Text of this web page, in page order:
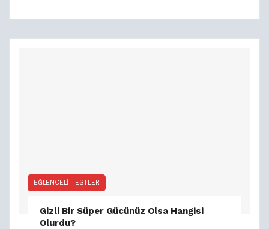
EĞLENCELI TESTLER
Gizli Bir Süper Gücünüz Olsa Hangisi
Olurdu?